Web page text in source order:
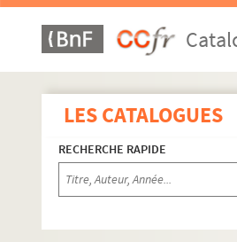
LES CATALOGUES
RECHERCHE RAPIDE